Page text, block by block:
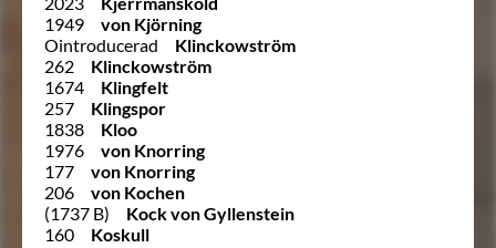
1949
von Kjörning
Ointroducerad
Klinckowström
262
Klinckowström
1674
Klingfelt
257
Klingspor
1838
Kloo
1976
von Knorring
177
von Knorring
206
von Kochen
(1737 B)
Kock von Gyllenstein
160
Koskull